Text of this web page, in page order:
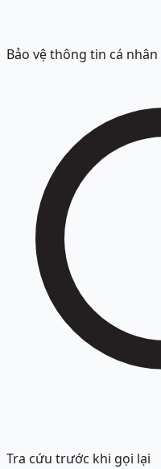
Bảo vệ thông tin cá nhân
Tra cứu trước khi gọi lại